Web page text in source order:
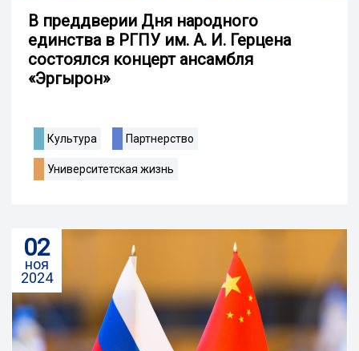
В преддверии Дня народного
единства в РГПУ им. А. И. Герцена
состоялся концерт ансамбля
«Эргырон»
Культура Партнерство
Университетская жизнь
02
ноя
2024